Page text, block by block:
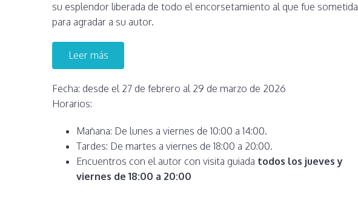
su esplendor liberada de todo el encorsetamiento al que fue sometida
para agradar a su autor.
Leer más
Fecha: desde el 27 de febrero al 29 de marzo de 2026
Horarios:
Mañana: De lunes a viernes de 10:00 a 14:00.
Tardes: De martes a viernes de 18:00 a 20:00.
Encuentros con el autor con visita guiada todos los jueves y
viernes de 18:00 a 20:00